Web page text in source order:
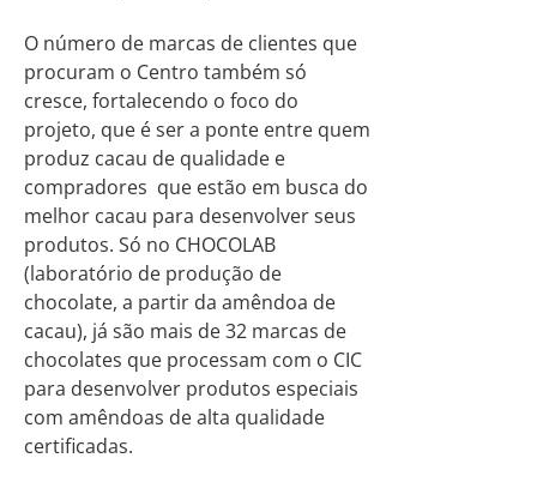
O número de marcas de clientes que
procuram o Centro também só
cresce, fortalecendo o foco do
projeto, que é ser a ponte entre quem
produz cacau de qualidade e
compradores que estão em busca do
melhor cacau para desenvolver seus
produtos. Só no CHOCOLAB
(laboratório de produção de
chocolate, a partir da amêndoa de
cacau), já são mais de 32 marcas de
chocolates que processam com o CIC
para desenvolver produtos especiais
com amêndoas de alta qualidade
certificadas.